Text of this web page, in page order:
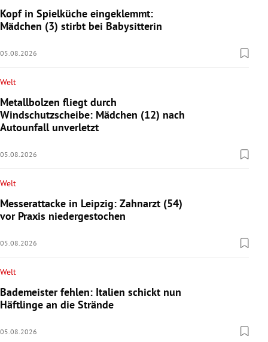
Kopf in Spielküche eingeklemmt:
Mädchen (3) stirbt bei Babysitterin
05.08.2026
Welt
Metallbolzen fliegt durch
Windschutzscheibe: Mädchen (12) nach
Autounfall unverletzt
05.08.2026
Welt
Messerattacke in Leipzig: Zahnarzt (54)
vor Praxis niedergestochen
05.08.2026
Welt
Bademeister fehlen: Italien schickt nun
Häftlinge an die Strände
05.08.2026